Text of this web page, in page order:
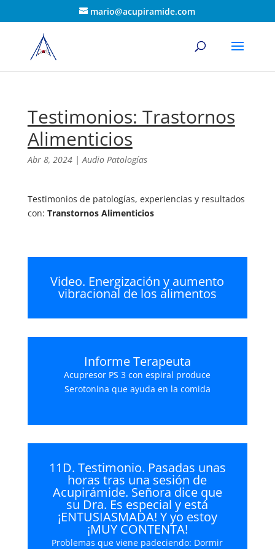
mario@acupiramide.com
Testimonios: Trastornos
Alimenticios
Abr 8, 2024|Audio Patologías
Testimonios de patologías, experiencias y resultados
con: Transtornos Alimenticios
Video. Energización y aumento
vibracional de los alimentos
Informe Terapeuta
Acupresor PS 3 con espiral produce
Serotonina que ayuda en la comida
11D. Testimonio. Pasadas unas
horas tras una sesión de
Acupirámide. Señora dice que
su Dra. Es especial y está
¡ENTUSIASMADA! Y yo estoy
¡MUY CONTENTA!
Problemas que viene padeciendo: Dormir